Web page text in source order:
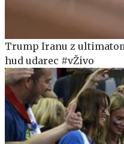
Trump Iranu z
hud udarec #vŽivo